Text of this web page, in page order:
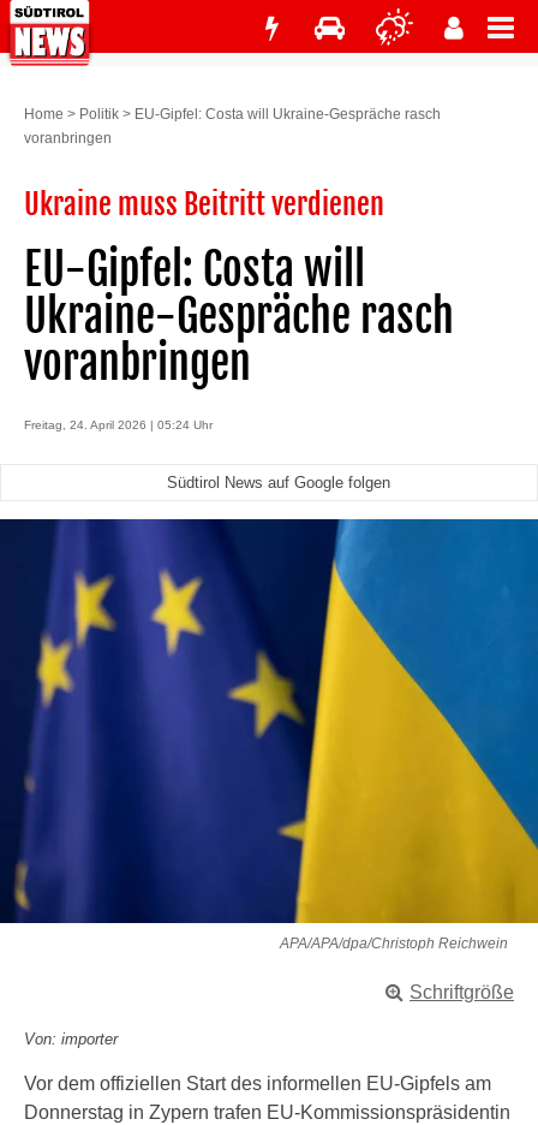
Home > Politik > EU-Gipfel: Costa will Ukraine-Gespräche rasch
voranbringen
Ukraine muss Beitritt verdienen
EU-Gipfel: Costa will
Ukraine-Gespräche rasch
voranbringen
Freitag, 24. April 2026 | 05:24 Uhr
Südtirol News auf Google folgen
APA/APA/dpa/Christoph Reichwein
Schriftgröße
Von: importer
Vor dem offiziellen Start des informellen EU-Gipfels am
Donnerstag in Zypern trafen EU-Kommissionspräsidentin